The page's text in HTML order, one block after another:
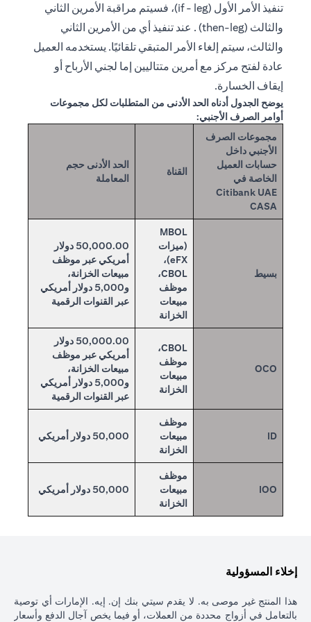
تنفيذ الأمر الأول (if - leg)، فسيتم مراقبة الأمرين الثاني
والثالث (then-leg) . عند تنفيذ أي من الأمرين الثاني
والثالث، سيتم إلغاء الأمر المتبقي تلقائيًا. يستخدمه العميل
عادة لفتح مركز مع أمرين متتاليين إما لجني الأرباح أو
إيقاف الخسارة.
يوضح الجدول أدناه الحد الأدنى من المتطلبات لكل مجموعات
أوامر الصرف الأجنبي:
مجموعات الصرف
الأجنبي داخل
حسابات العميل
الخاصة في
Citibank UAE
CASA
القناة
الحد الأدنى حجم
المعاملة
بسيط
MBOL
(ميزات
eFX)،
CBOL،
موظف
مبيعات
الخزانة
50,000.00 دولار
أمريكي عبر موظف
مبيعات الخزانة،
و5,000 دولار أمريكي
عبر القنوات الرقمية
OCO
CBOL،
موظف
مبيعات
الخزانة
50,000.00 دولار
أمريكي عبر موظف
مبيعات الخزانة،
و5,000 دولار أمريكي
عبر القنوات الرقمية
ID
موظف
مبيعات
الخزانة
50,000 دولار أمريكي
IOO
موظف
مبيعات
الخزانة
50,000 دولار أمريكي
إخلاء المسؤولية
هذا المنتج غير موصى به. لا يقدم سيتي بنك إن. إيه. الإمارات أي توصية
بالتعامل في أزواج محددة من العملات، أو فيما يخص آجال الدفع وأسعار